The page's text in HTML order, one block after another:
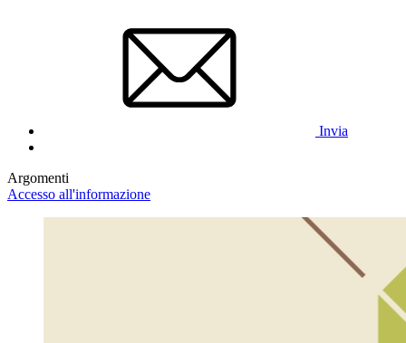
Invia
Argomenti
Accesso all'informazione